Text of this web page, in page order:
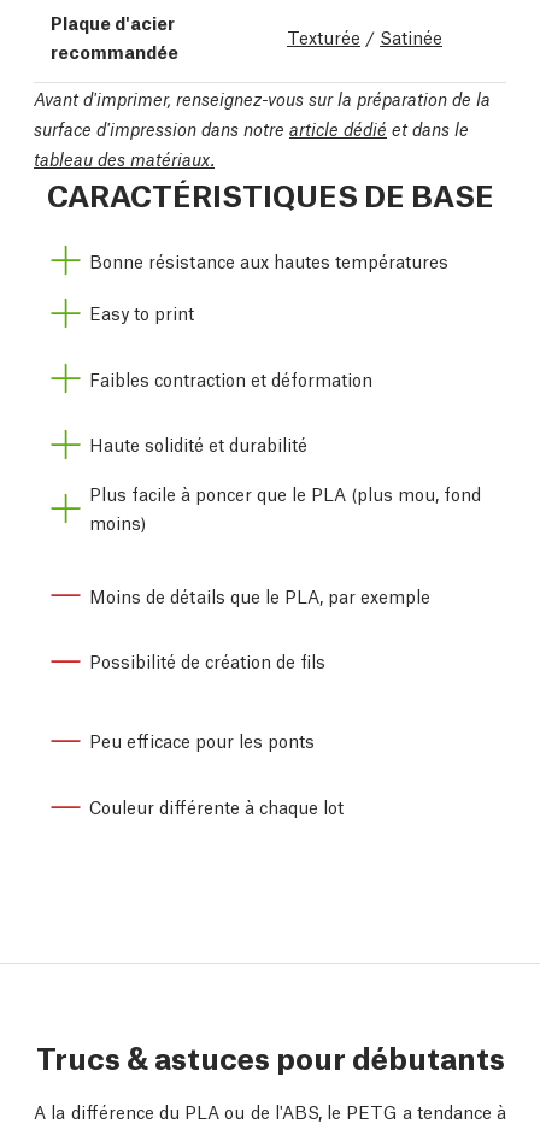
Plaque d'acier
recommandée
Texturée / Satinée
Avant d'imprimer, renseignez-vous sur la préparation de la
surface d'impression dans notre article dédié et dans le
tableau des matériaux.
CARACTÉRISTIQUES DE BASE
Bonne résistance aux hautes températures
Easy to print
Faibles contraction et déformation
Haute solidité et durabilité
Plus facile à poncer que le PLA (plus mou, fond
moins)
Moins de détails que le PLA, par exemple
Possibilité de création de fils
Peu efficace pour les ponts
Couleur différente à chaque lot
Trucs & astuces pour débutants
A la différence du PLA ou de l'ABS, le PETG a tendance à